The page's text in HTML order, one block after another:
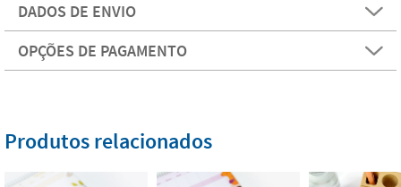
DADOS DE ENVIO
OPÇÕES DE PAGAMENTO
Produtos relacionados